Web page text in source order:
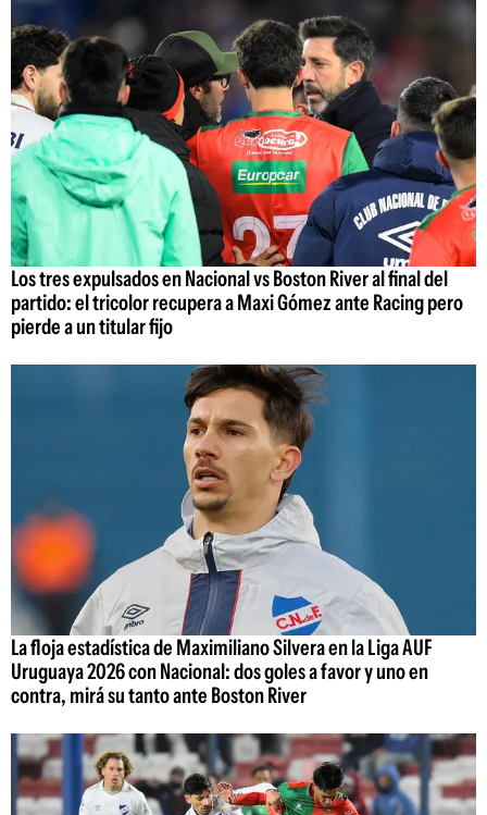
Los tres expulsados en Nacional vs Boston River al final del
partido: el tricolor recupera a Maxi Gómez ante Racing pero
pierde a un titular fijo
La floja estadística de Maximiliano Silvera en la Liga AUF
Uruguaya 2026 con Nacional: dos goles a favor y uno en
contra, mirá su tanto ante Boston River